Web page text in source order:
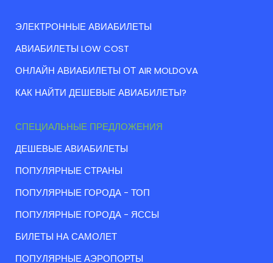
ЭЛЕКТРОННЫЕ АВИАБИЛЕТЫ
АВИАБИЛЕТЫ LOW COST
ОНЛАЙН АВИАБИЛЕТЫ ОТ AIR MOLDOVA
КАК НАЙТИ ДЕШЕВЫЕ АВИАБИЛЕТЫ?
СПЕЦИАЛЬНЫЕ ПРЕДЛОЖЕНИЯ
ДЕШЕВЫЕ АВИАБИЛЕТЫ
ПОПУЛЯРНЫЕ СТРАНЫ
ПОПУЛЯРНЫЕ ГОРОДА - ТОП
ПОПУЛЯРНЫЕ ГОРОДА - ЯССЫ
БИЛЕТЫ НА САМОЛЕТ
ПОПУЛЯРНЫЕ АЭРОПОРТЫ